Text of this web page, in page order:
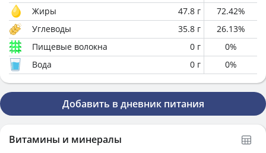
Жиры
47.8 г 72.42%
Углеводы
35.8 г 26.13%
Пищевые волокна
0 г 0%
Вода
0 г 0%
Добавить в дневник питания
Витамины и минералы